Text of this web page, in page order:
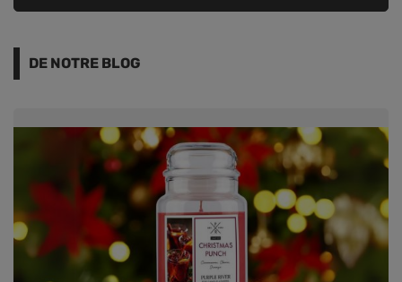
DE NOTRE BLOG